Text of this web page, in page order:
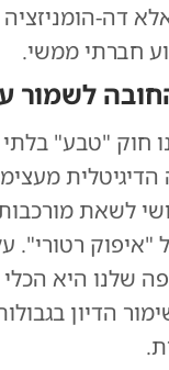
דה-
חברתי ממשי.
לשמור
חוק "טבע"
לשאת
רטורי".
שלנו היא
הדיון